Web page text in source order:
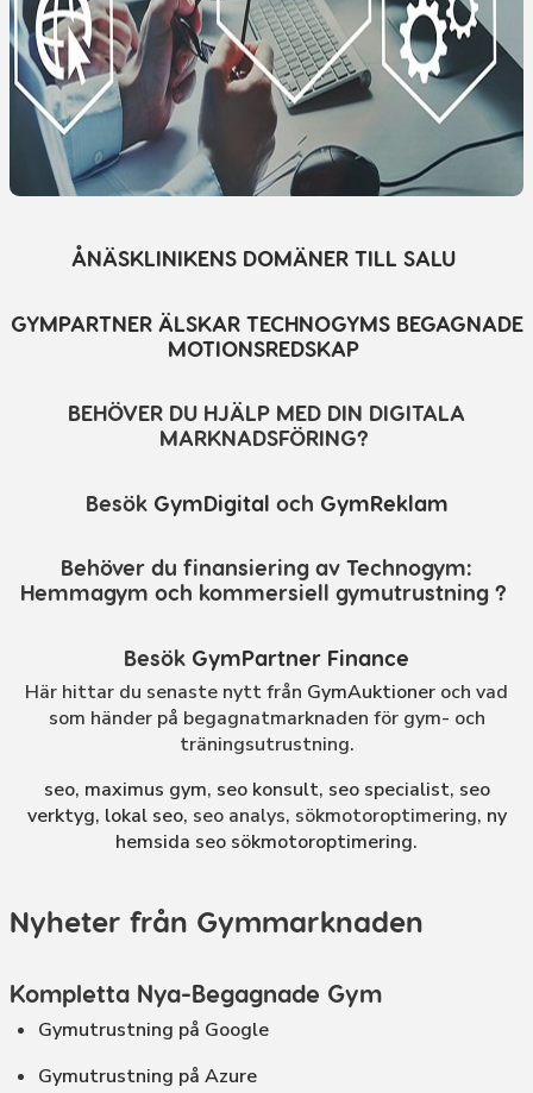
ÅNÄSKLINIKENS DOMÄNER TILL SALU
GYMPARTNER ÄLSKAR TECHNOGYMS BEGAGNADE
MOTIONSREDSKAP
BEHÖVER DU HJÄLP MED DIN DIGITALA
MARKNADSFÖRING?
Besök GymDigital och GymReklam
Behöver du finansiering av Technogym:
Hemmagym och kommersiell gymutrustning ?
Besök GymPartner Finance
Här hittar du senaste nytt från GymAuktioner och vad
som händer på begagnatmarknaden för gym- och
träningsutrustning.
seo, maximus gym, seo konsult, seo specialist, seo
verktyg, lokal seo, seo analys, sökmotoroptimering, ny
hemsida seo sökmotoroptimering.
Nyheter från Gymmarknaden
Kompletta Nya-Begagnade Gym
Gymutrustning på Google
Gymutrustning på Azure